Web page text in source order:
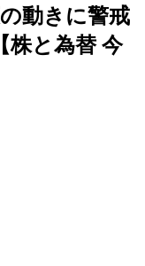
動きに警戒
株と為替 今